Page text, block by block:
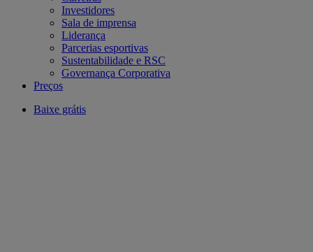
Investidores
Sala de imprensa
Liderança
Parcerias esportivas
Sustentabilidade e RSC
Governança Corporativa
Preços
Baixe grátis